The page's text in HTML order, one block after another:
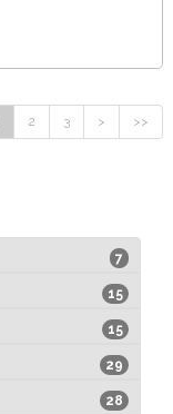
2 3 > >>
7
15
15
29
28